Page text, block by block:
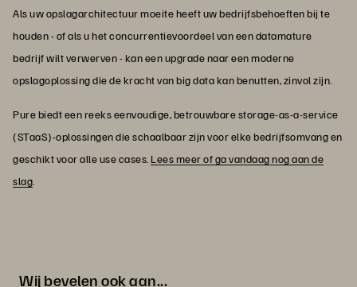
Als uw opslagarchitectuur moeite heeft uw bedrijfsbehoeften bij te
houden - of als u het concurrentievoordeel van een datamature
bedrijf wilt verwerven - kan een upgrade naar een moderne
opslagoplossing die de kracht van big data kan benutten, zinvol zijn.
Pure biedt een reeks eenvoudige, betrouwbare storage-as-a-service
(STaaS)-oplossingen die schaalbaar zijn voor elke bedrijfsomvang en
geschikt voor alle use cases. Lees meer of ga vandaag nog aan de
slag
Wij bevelen ook aan...